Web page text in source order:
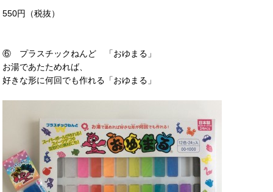
550円（税抜）
⑥ プラスチックねんど 「おゆまる」
お湯であたためれば、
好きな形に何回でも作れる「おゆまる」